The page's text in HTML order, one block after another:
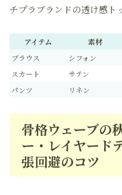
チプラブランドの透け感ト
アイテム 素材
ブラウス
シフォン
スカート
サテン
パンツ
リネン
骨格ウェーブの
ー・レイヤード
張回避のコツ